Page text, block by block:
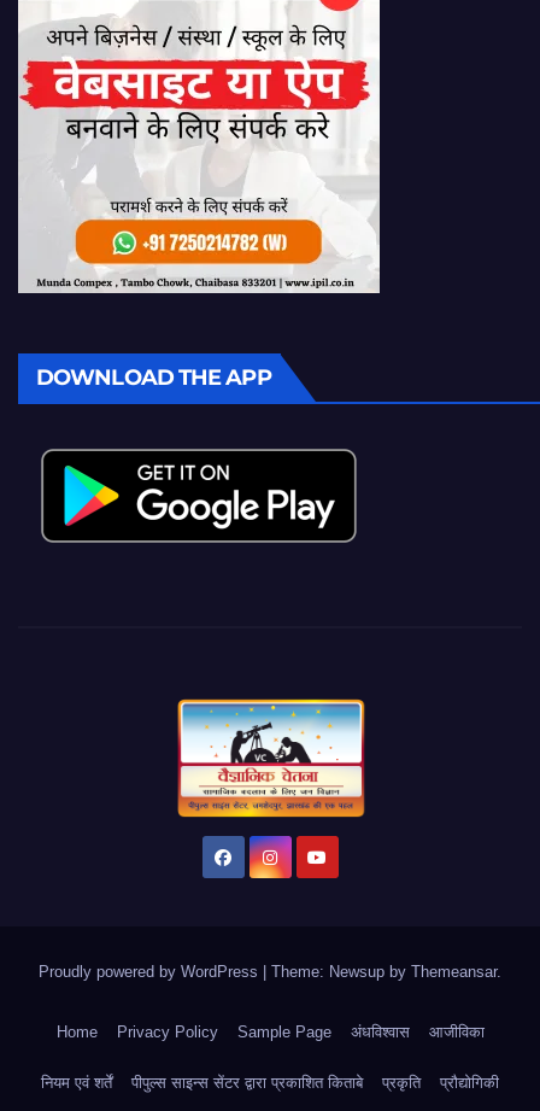
DOWNLOAD THE APP
Proudly powered by WordPress Theme: Newsup by Themeansar.
Home Privacy Policy Sample Page अंधविश्वास आजीविका
नियम एवं शर्तें पीपुल्स साइन्स सेंटर द्वारा प्रकाशित किताबे प्रकृति प्रौद्योगिकी